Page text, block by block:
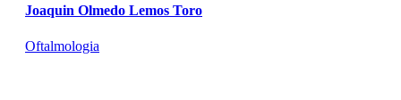
Joaquin Olmedo Lemos Toro
Oftalmologia